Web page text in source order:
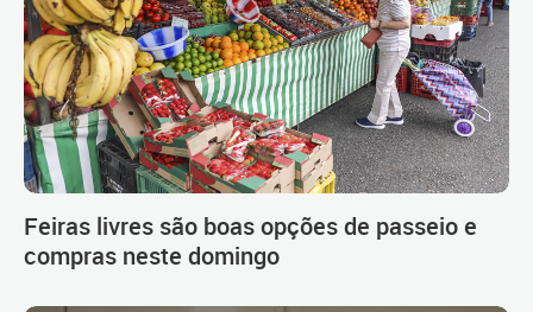
Feiras livres são boas opções de passeio e
compras neste domingo